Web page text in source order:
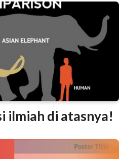
ilmiah di atasnya!